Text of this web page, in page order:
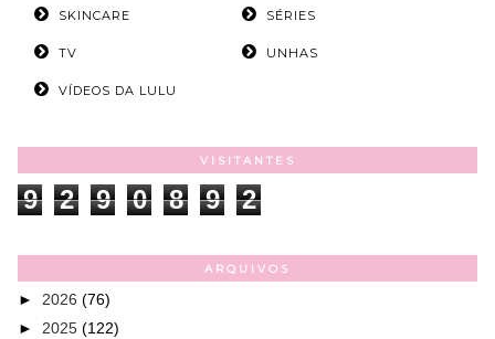
SKINCARE SÉRIES
TV UNHAS
VÍDEOS DA LULU
VISITANTES
9 2 9 0 8 9 2
ARQUIVOS
► 2026 (76)
► 2025 (122)